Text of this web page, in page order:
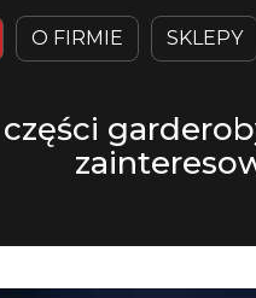
O FIRMIE SKLEPY